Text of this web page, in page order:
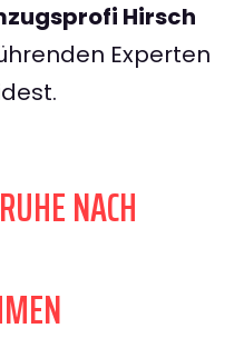
Hirsch
Experten
NACH